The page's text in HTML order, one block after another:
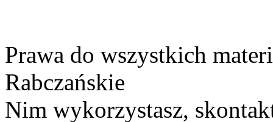
Prawa do wszystkich
Rabczańskie
Nim wykorzystasz,